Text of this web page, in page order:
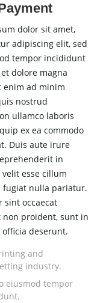
dolor sit amet,
adipiscing elit, sed
tempor incididunt
dolore magna
enim ad minim
nostrud
ullamco laboris
ex ea commodo
Duis aute irure
in
esse cillum
fugiat nulla pariatur.
sint occaecat
non proident, sunt in
deserunt.
and
industry.
eiusmod tempor